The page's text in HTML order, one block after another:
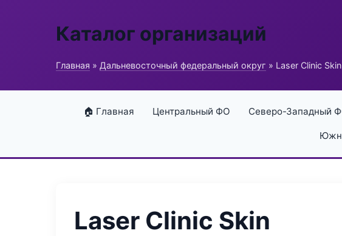
Каталог организаций
Главная » Дальневосточный федеральный округ » Laser Clinic Skin
🏠 Главная Центральный ФО Северо-Западный
Laser Clinic Skin